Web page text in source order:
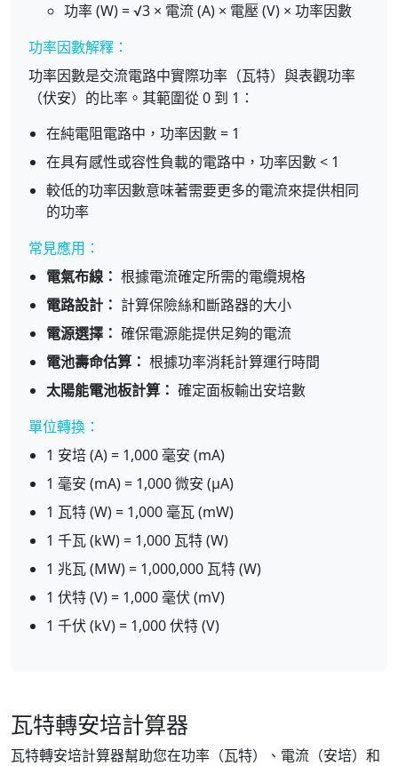
功率 (W) = √3 × 電流 (A) × 電壓 (V) × 功率因數
功率因數解釋：
功率因數是交流電路中實際功率（瓦特）與表觀功率
（伏安）的比率。其範圍從 0 到 1：
在純電阻電路中，功率因數 = 1
在具有感性或容性負載的電路中，功率因數 < 1
較低的功率因數意味著需要更多的電流來提供相同
的功率
常見應用：
電氣布線： 根據電流確定所需的電纜規格
電路設計： 計算保險絲和斷路器的大小
電源選擇： 確保電源能提供足夠的電流
電池壽命估算： 根據功率消耗計算運行時間
太陽能電池板計算： 確定面板輸出安培數
單位轉換：
1 安培 (A) = 1,000 毫安 (mA)
1 毫安 (mA) = 1,000 微安 (μA)
1 瓦特 (W) = 1,000 毫瓦 (mW)
1 千瓦 (kW) = 1,000 瓦特 (W)
1 兆瓦 (MW) = 1,000,000 瓦特 (W)
1 伏特 (V) = 1,000 毫伏 (mV)
1 千伏 (kV) = 1,000 伏特 (V)
瓦特轉安培計算器
瓦特轉安培計算器幫助您在功率（瓦特）、電流（安培）和